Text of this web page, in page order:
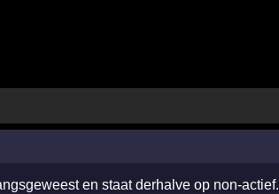
en staat derhalve op non-actief.